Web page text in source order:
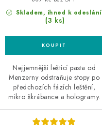
Skladem, ihned k odeslání
(3 ks)
Nejjemnější leštící pasta od
Menzerny odstraňuje stopy po
předchozích fázích leštění,
mikro škrábance a hologramy.